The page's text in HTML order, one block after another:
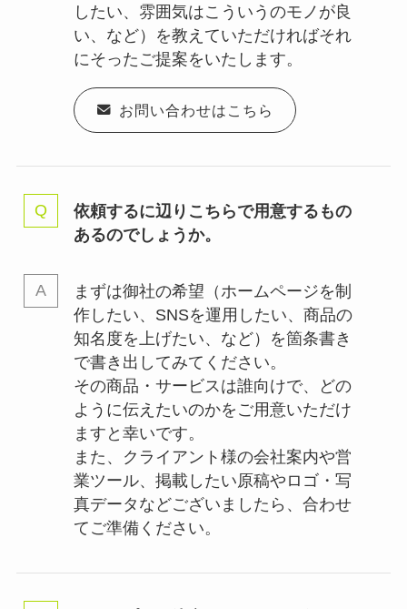
したい、雰囲気はこういうのモノが良
い、など）を教えていただければそれ
にそったご提案をいたします。
お問い合わせはこちら
依頼するに辺りこちらで用意するもの
あるのでしょうか。
まずは御社の希望（ホームページを制
作したい、SNSを運用したい、商品の
知名度を上げたい、など）を箇条書き
で書き出してみてください。
その商品・サービスは誰向けで、どの
ように伝えたいのかをご用意いただけ
ますと幸いです。
また、クライアント様の会社案内や営
業ツール、掲載したい原稿やロゴ・写
真データなどございましたら、合わせ
てご準備ください。